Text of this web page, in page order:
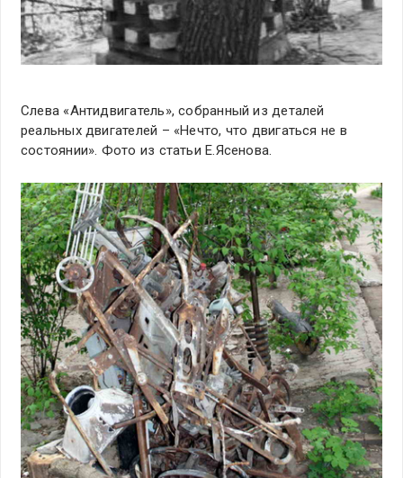
Слева «Антидвигатель», собранный из деталей
реальных двигателей – «Нечто, что двигаться не в
состоянии». Фото из статьи Е.Ясенова.